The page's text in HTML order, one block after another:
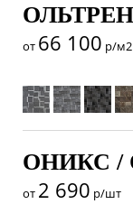
от 66 100 р/м2
ОНИКС /
от 2 690 р/шт